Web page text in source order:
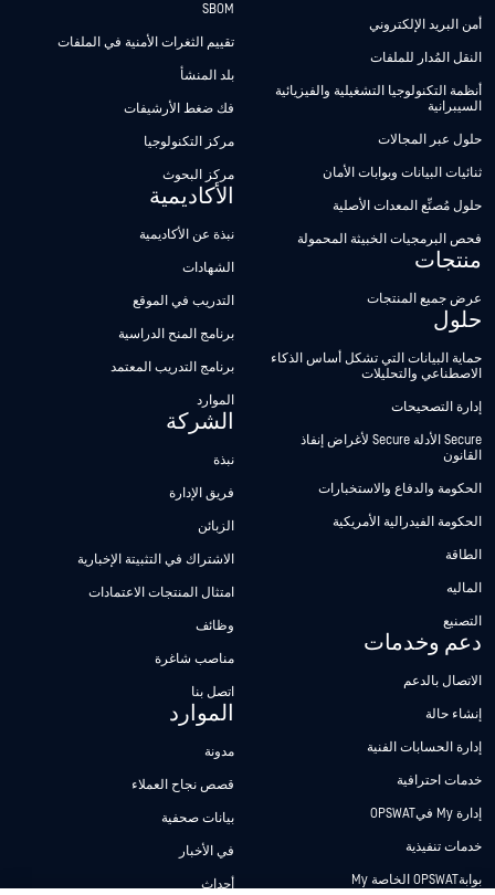
أمن البريد الإلكتروني
النقل المُدار للملفات
أنظمة التكنولوجيا التشغيلية والفيزيائية
السيبرانية
حلول عبر المجالات
ثنائيات البيانات وبوابات الأمان
حلول مُصنِّع المعدات الأصلية
فحص البرمجيات الخبيثة المحمولة
منتجات
عرض جميع المنتجات
حلول
حماية البيانات التي تشكل أساس الذكاء
الاصطناعي والتحليلات
إدارة التصحيحات
Secure الأدلة Secure لأغراض إنفاذ
القانون
الحكومة والدفاع والاستخبارات
الحكومة الفيدرالية الأمريكية
الطاقة
الماليه
التصنيع
دعم وخدمات
الاتصال بالدعم
إنشاء حالة
إدارة الحسابات الفنية
خدمات احترافية
إدارة My فيOPSWAT
خدمات تنفيذية
بوابةOPSWAT الخاصة My
SBOM
تقييم الثغرات الأمنية في الملفات
بلد المنشأ
فك ضغط الأرشيفات
مركز التكنولوجيا
مركز البحوث
الأكاديمية
نبذة عن الأكاديمية
الشهادات
التدريب في الموقع
برنامج المنح الدراسية
برنامج التدريب المعتمد
الموارد
الشركة
نبذة
فريق الإدارة
الزبائن
الاشتراك في التثبيتة الإخبارية
امتثال المنتجات الاعتمادات
وظائف
مناصب شاغرة
اتصل بنا
الموارد
مدونة
قصص نجاح العملاء
بيانات صحفية
في الأخبار
أحداث